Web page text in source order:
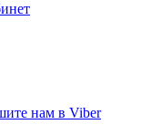
нам в Viber